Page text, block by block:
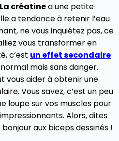
La créatinea une petite
a tendance à retenir l’eau
ne vous inquiétez pas, ce
vous transformer en
c’est un effet secondaire
mais sans danger.
vous aider à obtenir une
Vous savez, c’est un peu
loupe sur vos muscles pour
Alors, dites
aux biceps dessinés !